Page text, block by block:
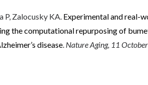
P, Zalocusky KA. Experimental and real-
the computational repurposing of
disease. Nature Aging, 11